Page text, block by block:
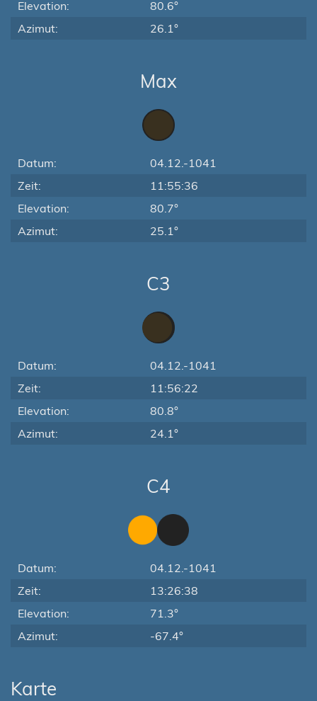
Elevation:
80.6°
Azimut:
26.1°
Max
Datum:
04.12.-1041
Zeit:
11:55:36
Elevation:
80.7°
Azimut:
25.1°
C3
Datum:
04.12.-1041
Zeit:
11:56:22
Elevation:
80.8°
Azimut:
24.1°
C4
Datum:
04.12.-1041
Zeit:
13:26:38
Elevation:
71.3°
Azimut:
-67.4°
Karte